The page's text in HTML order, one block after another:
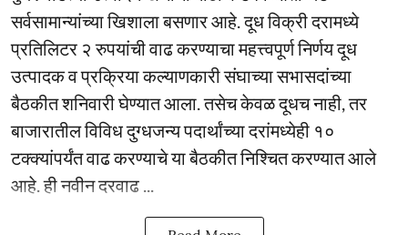
सर्वसामान्यांच्या खिशाला बसणार आहे. दूध विक्री दरामध्ये
प्रतिलिटर २ रुपयांची वाढ करण्याचा महत्त्वपूर्ण निर्णय दूध
उत्पादक व प्रक्रिया कल्याणकारी संघाच्या सभासदांच्या
बैठकीत शनिवारी घेण्यात आला. तसेच केवळ दूधच नाही, तर
बाजारातील विविध दुग्धजन्य पदार्थांच्या दरांमध्येही १०
टक्क्यांपर्यंत वाढ करण्याचे या बैठकीत निश्चित करण्यात आले
आहे. ही नवीन दरवाढ ...